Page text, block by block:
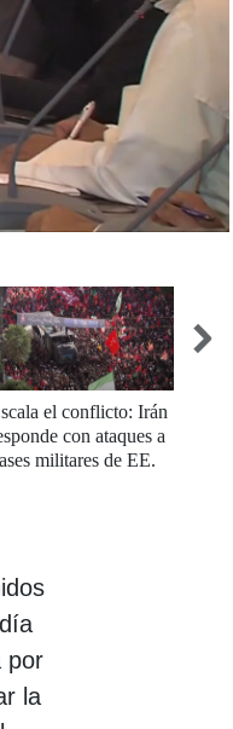
el conflicto: Irán
con ataques a
militares de EE.
por
la